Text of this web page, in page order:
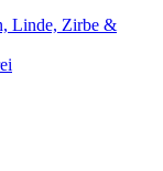
Linde, Zirbe &